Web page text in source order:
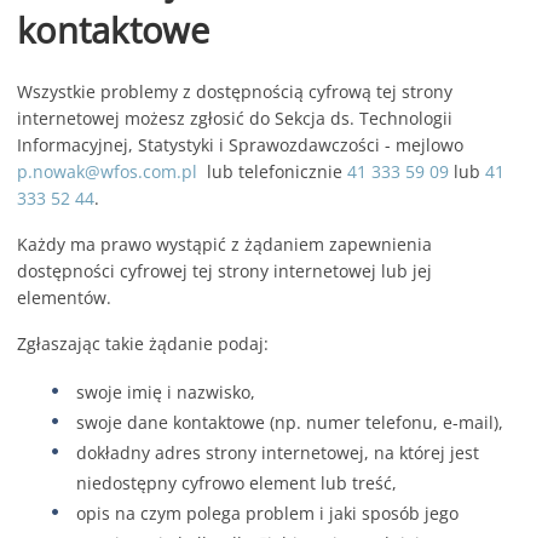
kontaktowe
Wszystkie problemy z dostępnością cyfrową tej strony
internetowej możesz zgłosić do Sekcja ds. Technologii
Informacyjnej, Statystyki i Sprawozdawczości - mejlowo
p.nowak@wfos.com.pl lub telefonicznie 41 333 59 09lub 41
333 52 44.
Każdy ma prawo wystąpić z żądaniem zapewnienia
dostępności cyfrowej tej strony internetowej lub jej
elementów.
Zgłaszając takie żądanie podaj:
swoje imię i nazwisko,
swoje dane kontaktowe (np. numer telefonu, e-mail),
dokładny adres strony internetowej, na której jest
niedostępny cyfrowo element lub treść,
opis na czym polega problem i jaki sposób jego